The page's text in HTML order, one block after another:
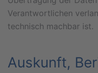
Verantwortlichen
technisch machbar ist.
Auskunft,